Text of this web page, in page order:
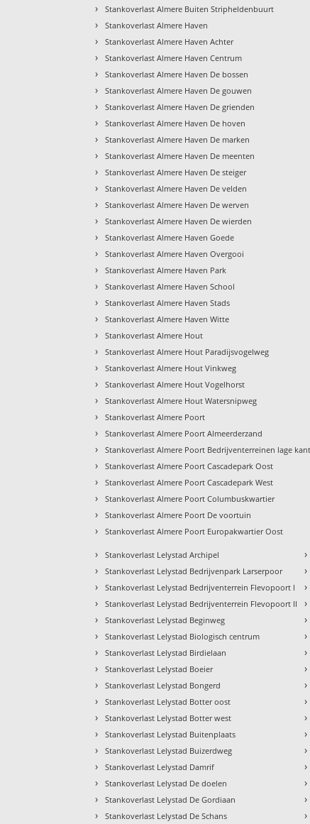
› Stankoverlast Almere Buiten Stripheldenbuurt
› Stankoverlast Almere Haven
› Stankoverlast Almere Haven Achter
› Stankoverlast Almere Haven Centrum
› Stankoverlast Almere Haven De bossen
› Stankoverlast Almere Haven De gouwen
› Stankoverlast Almere Haven De grienden
› Stankoverlast Almere Haven De hoven
› Stankoverlast Almere Haven De marken
› Stankoverlast Almere Haven De meenten
› Stankoverlast Almere Haven De steiger
› Stankoverlast Almere Haven De velden
› Stankoverlast Almere Haven De werven
› Stankoverlast Almere Haven De wierden
› Stankoverlast Almere Haven Goede
› Stankoverlast Almere Haven Overgooi
› Stankoverlast Almere Haven Park
› Stankoverlast Almere Haven School
› Stankoverlast Almere Haven Stads
› Stankoverlast Almere Haven Witte
› Stankoverlast Almere Hout
› Stankoverlast Almere Hout Paradijsvogelweg
› Stankoverlast Almere Hout Vinkweg
› Stankoverlast Almere Hout Vogelhorst
› Stankoverlast Almere Hout Watersnipweg
› Stankoverlast Almere Poort
› Stankoverlast Almere Poort Almeerderzand
› Stankoverlast Almere Poort Bedrijventerreinen lage kant
› Stankoverlast Almere Poort Cascadepark Oost
› Stankoverlast Almere Poort Cascadepark West
› Stankoverlast Almere Poort Columbuskwartier
› Stankoverlast Almere Poort De voortuin
› Stankoverlast Almere Poort Europakwartier Oost
› Stankoverlast Lelystad Archipel
› Stankoverlast Lelystad Bedrijvenpark Larserpoor
› Stankoverlast Lelystad Bedrijventerrein Flevopoort I
› Stankoverlast Lelystad Bedrijventerrein Flevopoort II
› Stankoverlast Lelystad Beginweg
› Stankoverlast Lelystad Biologisch centrum
› Stankoverlast Lelystad Birdielaan
› Stankoverlast Lelystad Boeier
› Stankoverlast Lelystad Bongerd
› Stankoverlast Lelystad Botter oost
› Stankoverlast Lelystad Botter west
› Stankoverlast Lelystad Buitenplaats
› Stankoverlast Lelystad Buizerdweg
› Stankoverlast Lelystad Damrif
› Stankoverlast Lelystad De doelen
› Stankoverlast Lelystad De Gordiaan
› Stankoverlast Lelystad De Schans
›
›
›
›
›
›
›
›
›
›
›
›
›
›
›
›
›